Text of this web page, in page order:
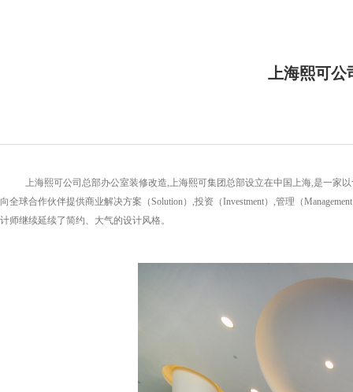
上海熙可公
上海熙可公司总部办公室装修改造,上海熙可集团总部设立在中国上海,是一家
向全球合作伙伴提供商业解决方案（Solution）,投资（Investment）,管理（
计师继续延续了简约、大气的设计风格。